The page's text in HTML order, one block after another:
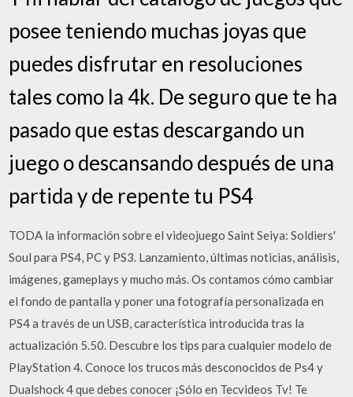
posee teniendo muchas joyas que
puedes disfrutar en resoluciones
tales como la 4k. De seguro que te ha
pasado que estas descargando un
juego o descansando después de una
partida y de repente tu PS4
TODA la información sobre el videojuego Saint Seiya: Soldiers'
Soul para PS4, PC y PS3. Lanzamiento, últimas noticias, análisis,
imágenes, gameplays y mucho más. Os contamos cómo cambiar
el fondo de pantalla y poner una fotografía personalizada en
PS4 a través de un USB, característica introducida tras la
actualización 5.50. Descubre los tips para cualquier modelo de
PlayStation 4. Conoce los trucos más desconocidos de Ps4 y
Dualshock 4 que debes conocer ¡Sólo en Tecvideos Tv! Te